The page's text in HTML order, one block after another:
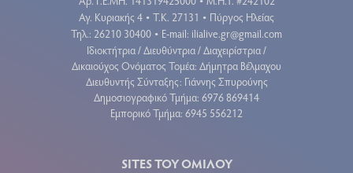
Αγ. Κυριακής 4 • Τ.Κ. 27131 • Πύργος Ηλείας
Τηλ.: 26210 30400 • E-mail: ilialive.gr@gmail.com
Ιδιοκτήτρια / Διευθύντρια / Διαχειρίστρια /
Δικαιούχος Ονόματος Τομέα: Δήμητρα Βέλμαχου
Διευθυντής Σύνταξης: Γιάννης Σπυρούνης
Δημοσιογραφικό Τμήμα: 6976 869414
Εμπορικό Τμήμα: 6945 556212
SITES ΤΟΥ ΟΜΙΛΟΥ